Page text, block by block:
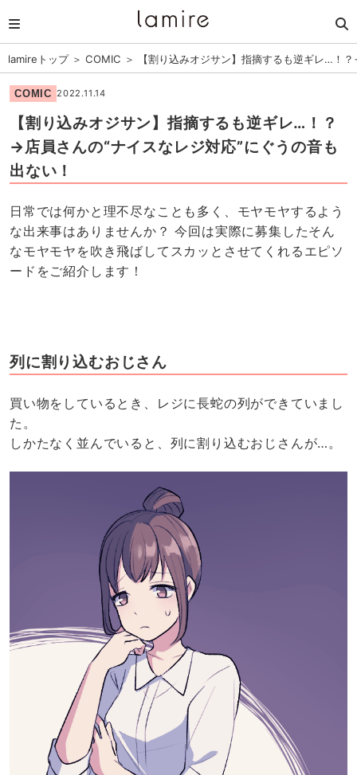
lamireトップ＞ COMIC ＞ 【割り込みオジサン】指摘するも逆ギレ…！
COMIC 2022.11.14
【割り込みオジサン】指摘するも逆ギレ…！？
→店員さんの“ナイスなレジ対応”にぐうの音も
出ない！
日常では何かと理不尽なことも多く、モヤモヤするよう
な出来事はありませんか？ 今回は実際に募集したそん
なモヤモヤを吹き飛ばしてスカッとさせてくれるエピソ
ードをご紹介します！
列に割り込むおじさん
買い物をしているとき、レジに長蛇の列ができていまし
た。
しかたなく並んでいると、列に割り込むおじさんが…。